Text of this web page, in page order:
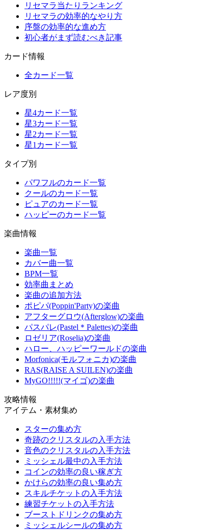
リセマラ当たりランキング
リセマラの効率的なやり方
序盤の効率的な進め方
初心者がまず読むべき記事
カード情報
全カード一覧
レア度別
星4カード一覧
星3カード一覧
星2カード一覧
星1カード一覧
タイプ別
パワフルのカード一覧
クールのカード一覧
ピュアのカード一覧
ハッピーのカード一覧
楽曲情報
楽曲一覧
カバー曲一覧
BPM一覧
効率曲まとめ
楽曲の追加方法
ポピパ(Poppin'Party)の楽曲
アフターグロウ(Afterglow)の楽曲
パスパレ(Pastel＊Palettes)の楽曲
ロゼリア(Roselia)の楽曲
ハロー、ハッピーワールドの楽曲
Morfonica(モルフォニカ)の楽曲
RAS(RAISE A SUILEN)の楽曲
MyGO!!!!!(マイゴ)の楽曲
攻略情報
アイテム・素材集め
スターの集め方
奇跡のクリスタルの入手方法
音色のクリスタルの入手方法
ミッシェル最中の入手方法
コインの効率の良い稼ぎ方
かけらの効率の良い集め方
スキルチケットの入手方法
練習チケットの入手方法
ブーストドリンクの集め方
ミッシェルシールの集め方